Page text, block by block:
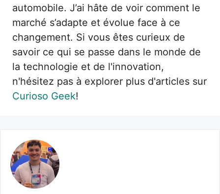
automobile. J’ai hâte de voir comment le
marché s’adapte et évolue face à ce
changement. Si vous êtes curieux de
savoir ce qui se passe dans le monde de
la technologie et de l'innovation,
n'hésitez pas à explorer plus d'articles sur
Curioso Geek!